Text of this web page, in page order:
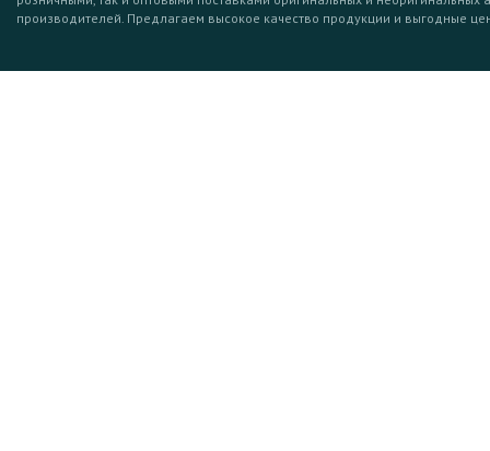
производителей. Предлагаем высокое качество продукции и выгодные